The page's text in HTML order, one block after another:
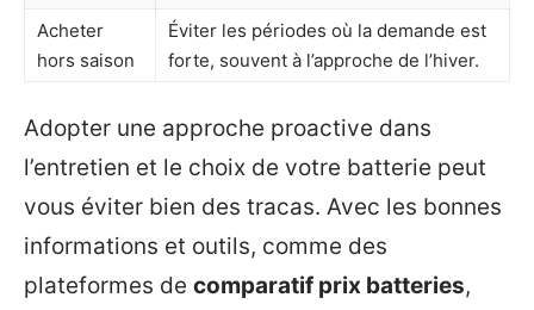
Acheter
hors saison
Éviter les périodes où la demande est
forte, souvent à l’approche de l’hiver.
Adopter une approche proactive dans
l’entretien et le choix de votre batterie peut
vous éviter bien des tracas. Avec les bonnes
informations et outils, comme des
plateformes de comparatif prix batteries,